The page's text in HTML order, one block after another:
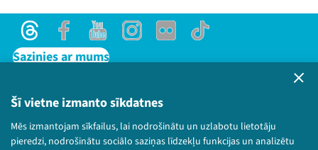
Šī vietne izmanto sīkdatnes
Mēs izmantojam sīkfailus, lai nodrošinātu un uzlabotu lietotāju
pieredzi, nodrošinātu sociālo saziņas līdzekļu funkcijas un analizētu
ThreadsFacebookYoutubeInstagram
Flick TikTok
Sazinies ar mums
Lietošanas noteikumi un sīkdatņu politika
Bērnu aizsardzības politika
© 2026 Sarunu festivāls LAMPA Visas tiesības